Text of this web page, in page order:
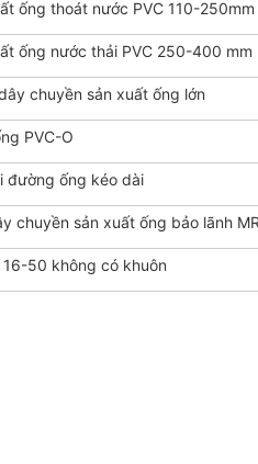
ống thoát nước PVC 110-250mm
ống nước thải PVC 250-400 mm
chuyền sản xuất ống lớn
PVC-O
đường ống kéo dài
chuyền sản xuất ống bảo lãnh
50 không có khuôn